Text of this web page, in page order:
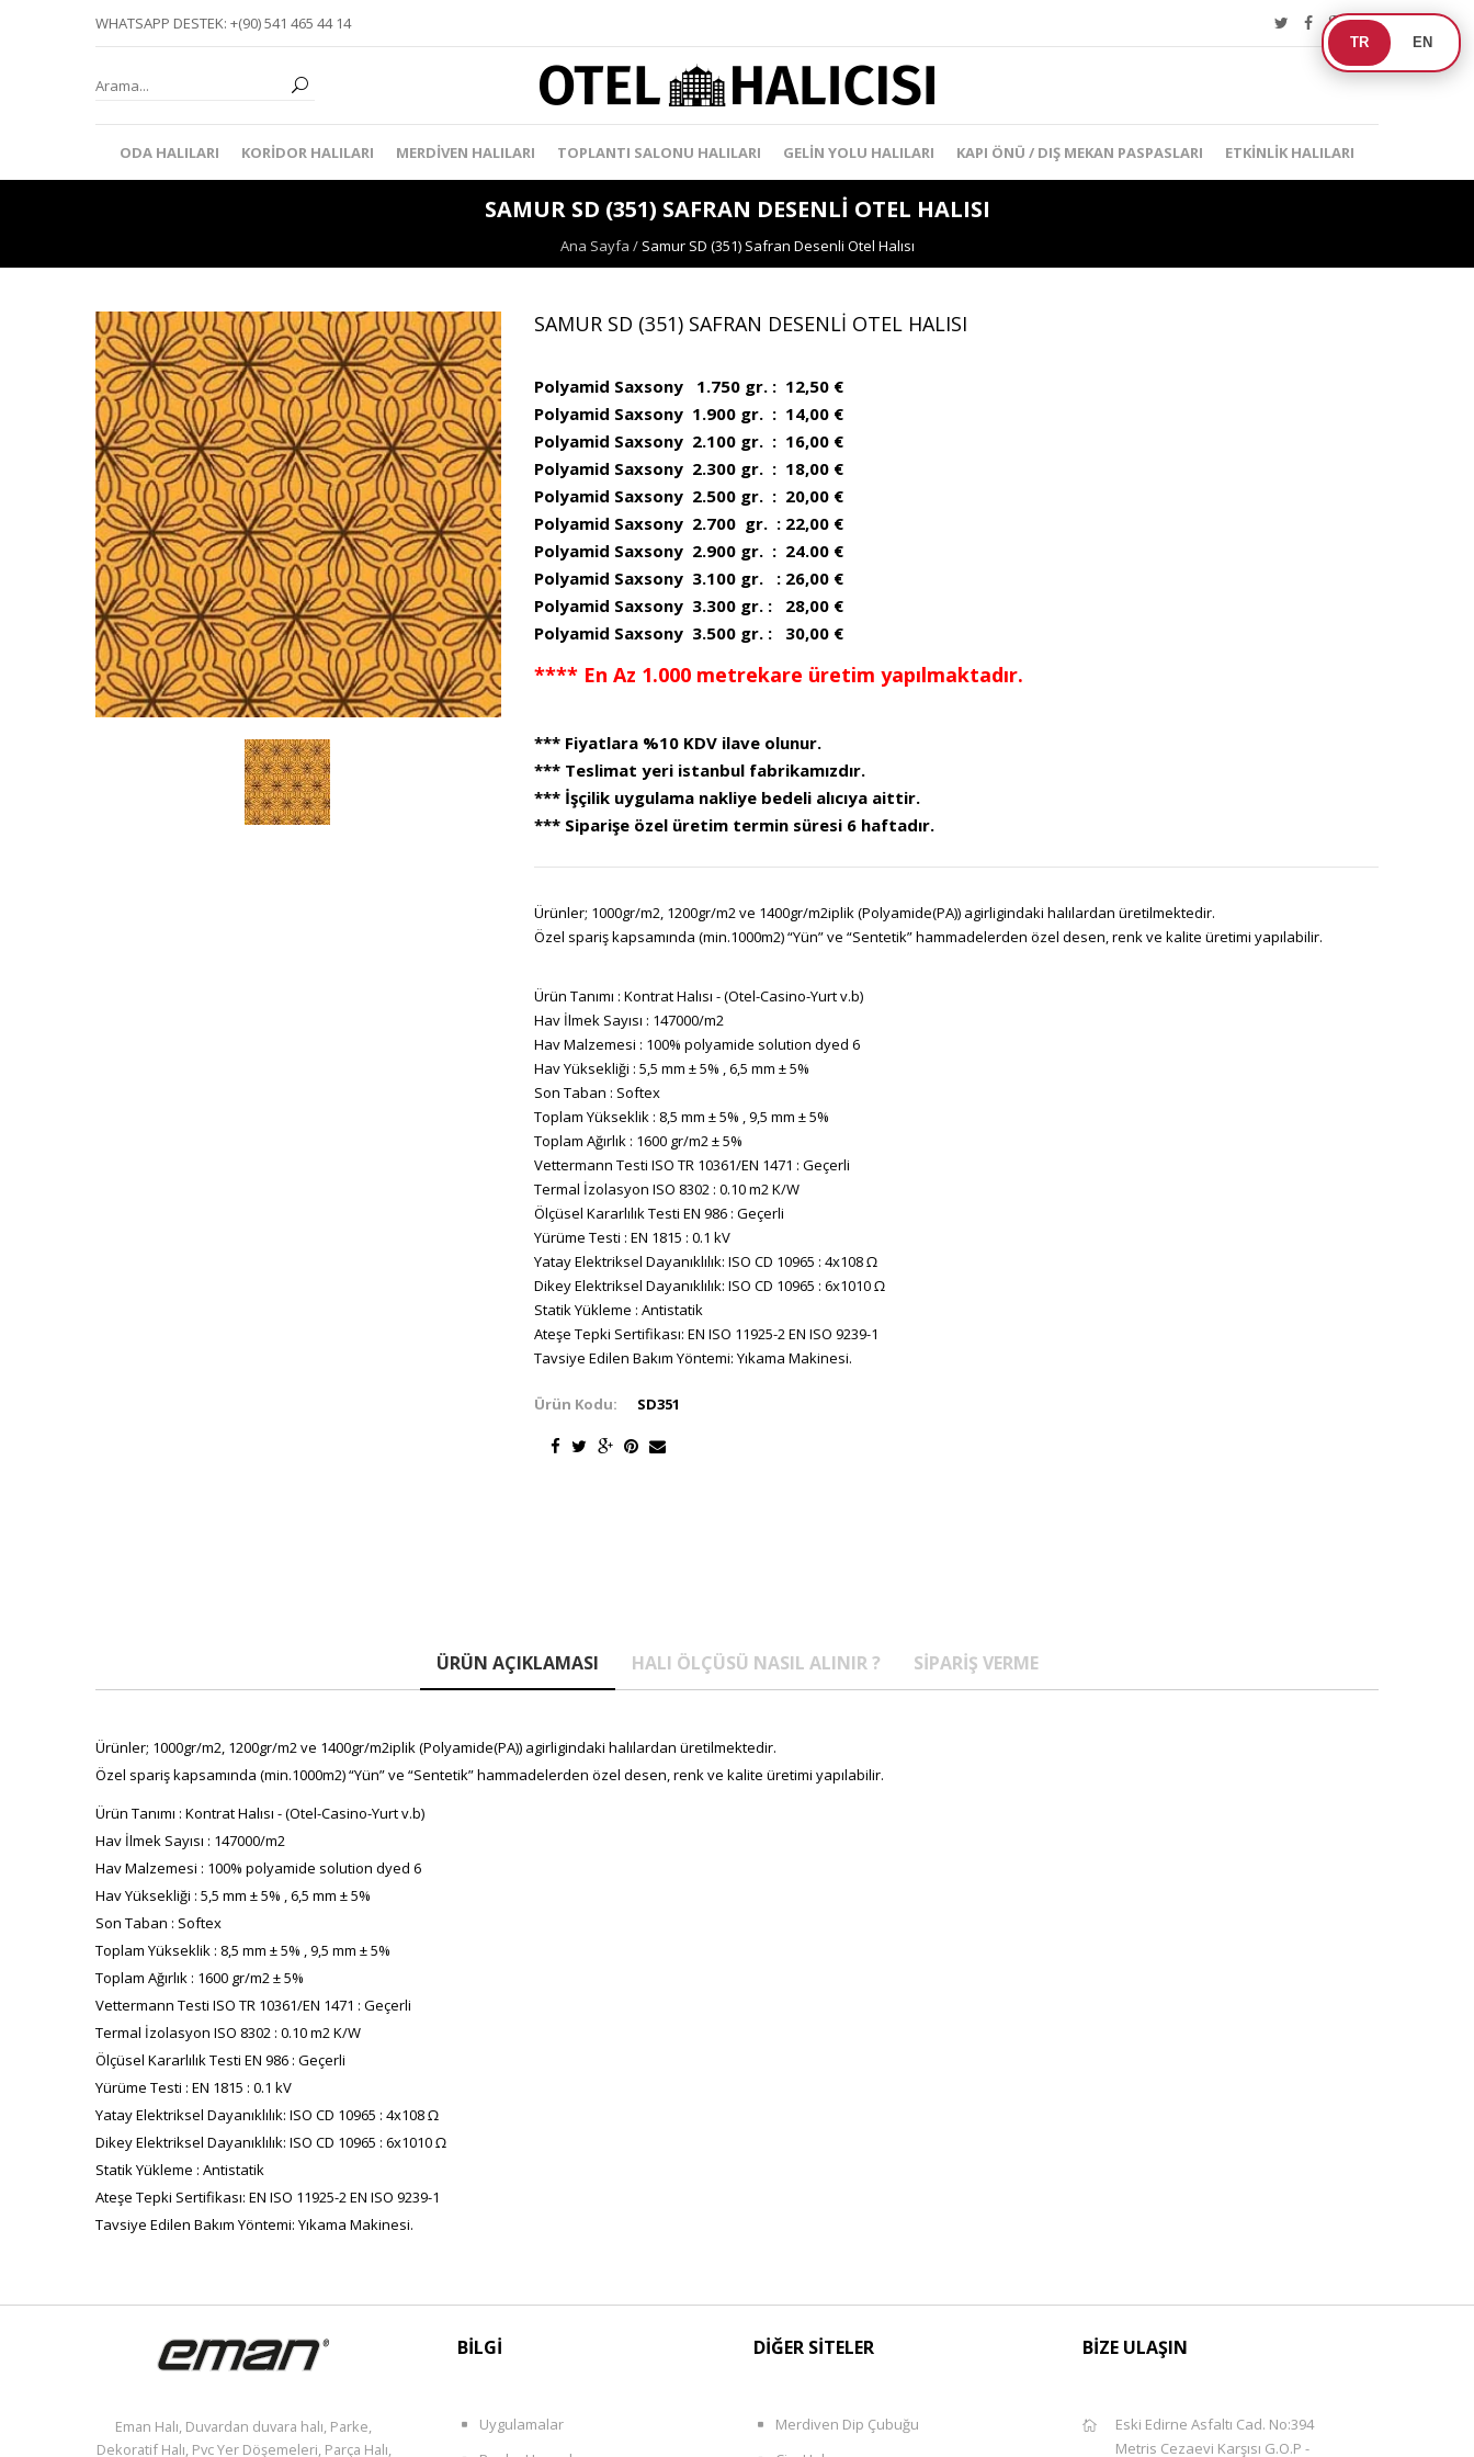
TR EN
WHATSAPP DESTEK: +(90) 541 465 44 14
ODA HALILARI KORIDOR HALILARI MERDIVEN HALILARI TOPLANTI SALONU HALILARI GELIN YOLU HALILARI KAPI ÖNÜ / DIŞ MEKAN PASPASLARI ETKINLIK HALILARI
SAMUR SD (351) SAFRAN DESENLI OTEL HALISI
Ana Sayfa / Samur SD (351) Safran Desenli Otel Halısı
SAMUR SD (351) SAFRAN DESENLI OTEL HALISI
Polyamid Saxsony 1.750 gr. : 12,50 €
Polyamid Saxsony 1.900 gr. : 14,00 €
Polyamid Saxsony 2.100 gr. : 16,00 €
Polyamid Saxsony 2.300 gr. : 18,00 €
Polyamid Saxsony 2.500 gr. : 20,00 €
Polyamid Saxsony 2.700 gr. : 22,00 €
Polyamid Saxsony 2.900 gr. : 24.00 €
Polyamid Saxsony 3.100 gr. : 26,00 €
Polyamid Saxsony 3.300 gr. : 28,00 €
Polyamid Saxsony 3.500 gr. : 30,00 €
**** En Az 1.000 metrekare üretim yapılmaktadır.
*** Fiyatlara %10 KDV ilave olunur.
*** Teslimat yeri istanbul fabrikamızdır.
*** İşçilik uygulama nakliye bedeli alıcıya aittir.
*** Siparişe özel üretim termin süresi 6 haftadır.
Ürünler; 1000gr/m2, 1200gr/m2 ve 1400gr/m2iplik (Polyamide(PA)) agirligindaki halılardan üretilmektedir.
Özel spariş kapsamında (min.1000m2) “Yün” ve “Sentetik” hammadelerden özel desen, renk ve kalite üretimi yapılabilir.
Ürün Tanımı : Kontrat Halısı - (Otel-Casino-Yurt v.b)
Hav İlmek Sayısı : 147000/m2
Hav Malzemesi : 100% polyamide solution dyed 6
Hav Yüksekliği : 5,5 mm ± 5% , 6,5 mm ± 5%
Son Taban : Softex
Toplam Yükseklik : 8,5 mm ± 5% , 9,5 mm ± 5%
Toplam Ağırlık : 1600 gr/m2 ± 5%
Vettermann Testi ISO TR 10361/EN 1471 : Geçerli
Termal İzolasyon ISO 8302 : 0.10 m2 K/W
Ölçüsel Kararlılık Testi EN 986 : Geçerli
Yürüme Testi : EN 1815 : 0.1 kV
Yatay Elektriksel Dayanıklılık: ISO CD 10965 : 4x108 Ω
Dikey Elektriksel Dayanıklılık: ISO CD 10965 : 6x1010 Ω
Statik Yükleme : Antistatik
Ateşe Tepki Sertifikası: EN ISO 11925-2 EN ISO 9239-1
Tavsiye Edilen Bakım Yöntemi: Yıkama Makinesi.
Ürün Kodu: SD351
ÜRÜN AÇIKLAMASI HALI ÖLÇÜSÜ NASIL ALINIR ? SIPARIŞ VERME
Ürünler; 1000gr/m2, 1200gr/m2 ve 1400gr/m2iplik (Polyamide(PA)) agirligindaki halılardan üretilmektedir.
Özel spariş kapsamında (min.1000m2) “Yün” ve “Sentetik” hammadelerden özel desen, renk ve kalite üretimi yapılabilir.
Ürün Tanımı : Kontrat Halısı - (Otel-Casino-Yurt v.b)
Hav İlmek Sayısı : 147000/m2
Hav Malzemesi : 100% polyamide solution dyed 6
Hav Yüksekliği : 5,5 mm ± 5% , 6,5 mm ± 5%
Son Taban : Softex
Toplam Yükseklik : 8,5 mm ± 5% , 9,5 mm ± 5%
Toplam Ağırlık : 1600 gr/m2 ± 5%
Vettermann Testi ISO TR 10361/EN 1471 : Geçerli
Termal İzolasyon ISO 8302 : 0.10 m2 K/W
Ölçüsel Kararlılık Testi EN 986 : Geçerli
Yürüme Testi : EN 1815 : 0.1 kV
Yatay Elektriksel Dayanıklılık: ISO CD 10965 : 4x108 Ω
Dikey Elektriksel Dayanıklılık: ISO CD 10965 : 6x1010 Ω
Statik Yükleme : Antistatik
Ateşe Tepki Sertifikası: EN ISO 11925-2 EN ISO 9239-1
Tavsiye Edilen Bakım Yöntemi: Yıkama Makinesi.
Eman Halı, Duvardan duvara halı, Parke,
Dekoratif Halı, Pvc Yer Döşemeleri, Parça Halı,
BİLGİ
Uygulamalar
DİĞER SİTELER
Merdiven Dip Çubuğu
BİZE ULAŞIN
Eski Edirne Asfaltı Cad. No:394
Metris Cezaevi Karşısı G.O.P -